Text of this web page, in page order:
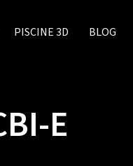
PISCINE 3D BLOG
E